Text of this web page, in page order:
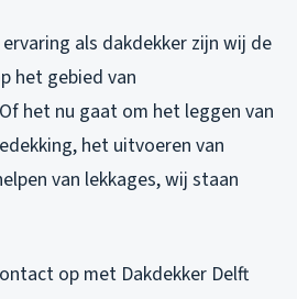
als dakdekker zijn wij de
het gebied van
het nu gaat om het leggen van
het uitvoeren van
van lekkages, wij staan
op met Dakdekker Delft